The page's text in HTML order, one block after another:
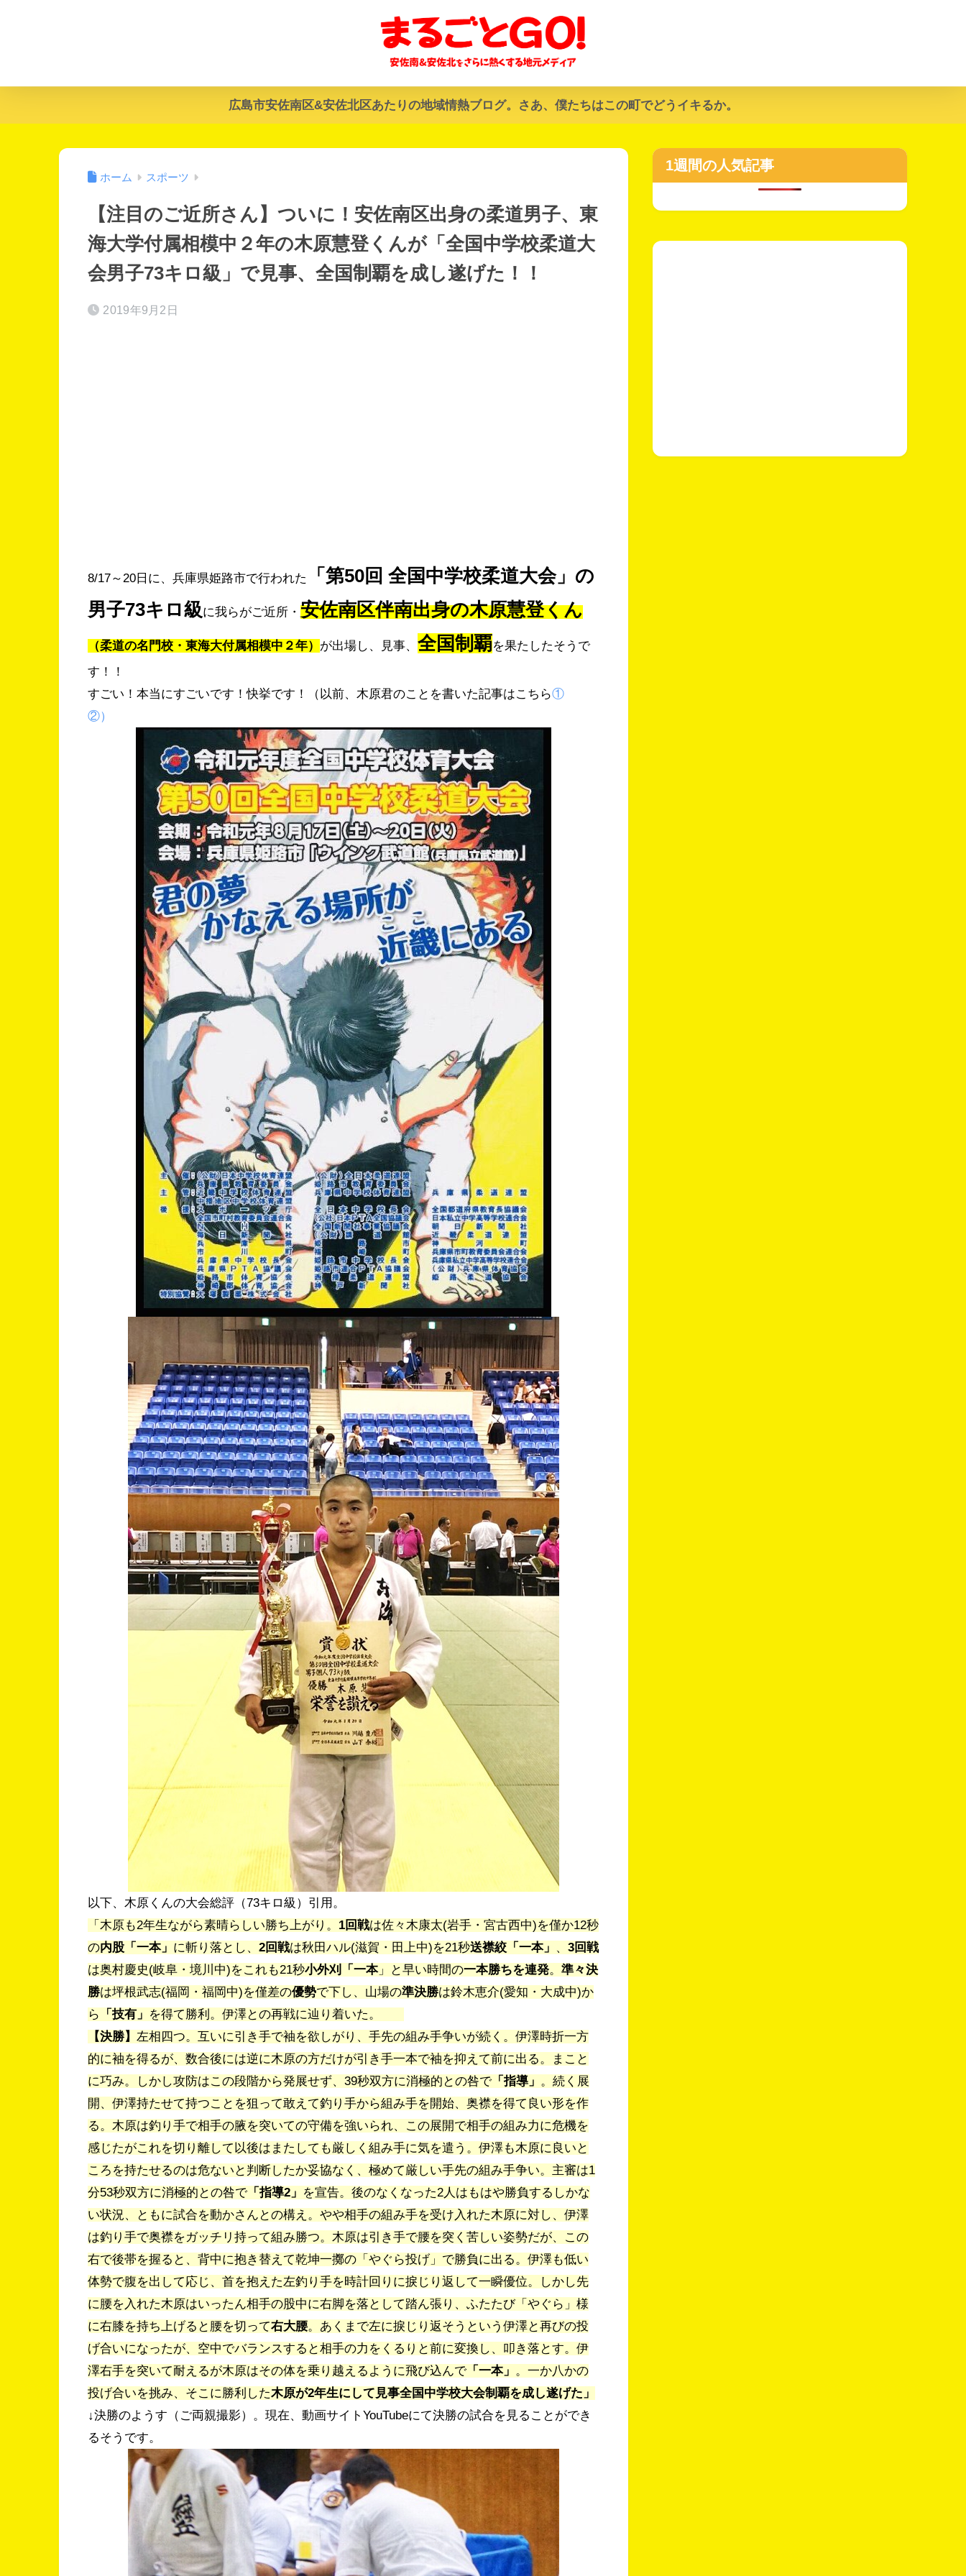
広島市安佐南区&安佐北区あたりの地域情熱ブログ。さあ、僕たちはこの町でどうイキるか。
ホーム スポーツ
【注目のご近所さん】ついに！安佐南区出身の柔道男子、東
海大学付属相模中２年の木原慧登くんが「全国中学校柔道大
会男子73キロ級」で見事、全国制覇を成し遂げた！！
2019年9月2日
8/17～20日に、兵庫県姫路市で行われた
「第50回 全国中学校柔道大会」の
男子73キロ級 に我らがご近所・ 安佐南区伴南出身の木原慧登くん
（柔道の名門校・東海大付属相模中２年） が出場し、見事、 全国制覇を果たしたそうで
す！！
すごい！本当にすごいです！快挙です！
（以前、木原君のことを書いた記事はこちら①
②）
以下、木原くんの大会総評（73キロ級）引用。
「木原も2年生ながら素晴らしい勝ち上がり。 1回戦は佐々木康太(岩手・宮古西中)を僅か12秒
の内股「一本」 に斬り落とし、 2回戦は秋田ハル(滋賀・田上中)を21秒送襟絞「一本」 、 3回戦
は奥村慶史(岐阜・境川中)をこれも21秒小外刈「一本」 と早い時間の一本勝ちを連発。 準々決
勝は坪根武志(福岡・ 福岡中)を僅差の優勢で下し、山場の準決勝は鈴木恵介(愛知・ 大成中)か
ら
「技有」 を得て勝利。伊澤との再戦に辿り着いた。
【決勝】 左相四つ。互いに引き手で袖を欲しがり、 手先の組み手争いが続く。伊澤時折一方
的に袖を得るが、 数合後には逆に木原の方だけが引き手一本で袖を抑えて前に出る。
まこと
に巧み。しかし攻防はこの段階から発展せず、 39秒双方に消極的との咎で「指導」 。続く展
開、 伊澤持たせて持つことを狙って敢えて釣り手から組み手を開始、 奥襟を得て良い形を作
る。 木原は釣り手で相手の腋を突いての守備を強いられ、
この展開で相手の組み力に危機を
感じたがこれを切り離して以後は またしても厳しく組み手に気を遣う。 伊澤も木原に良いと
ころを持たせるのは危ないと判断したか妥協な く、極めて厳しい手先の組み手争い。 主審は1
分53秒双方に消極的との咎で「指導2」 を宣告。後のなくなった2人はもはや勝負するしかな
い状況、
ともに試合を動かさんとの構え。 やや相手の組み手を受け入れた木原に対し、 伊澤
は釣り手で奥襟をガッチリ持って組み勝つ。 木原は引き手で腰を突く苦しい姿勢だが、この
右で後帯を握ると、 背中に抱き替えて乾坤一擲の「やぐら投げ」で勝負に出る。 伊澤も低い
体勢で腹を出して応じ、 首を抱えた左釣り手を時計回りに捩じり返して一瞬優位。
しかし先
に腰を入れた木原はいったん相手の股中に右脚を落として踏ん張り、ふたたび「やぐら」 様
に右膝を持ち上げると腰を切って右大腰。 あくまで左に捩じり返そうという伊澤と再びの投
げ合いになったが、空中でバランスすると相手の力をくるりと前に変換し、 叩き落とす。 伊
澤右手を突いて耐えるが木原はその体を乗り越えるように飛び込んで「一本」 。一か八かの
投げ合いを挑み、 そこに勝利した木原が2年生にして見事全国中学校大会制覇を成し遂げた」
↓決勝のようす（ご両親撮影）。現在、動画サイトYouTubeにて決勝の試合を見ることができ
るそうです。
1週間の人気記事